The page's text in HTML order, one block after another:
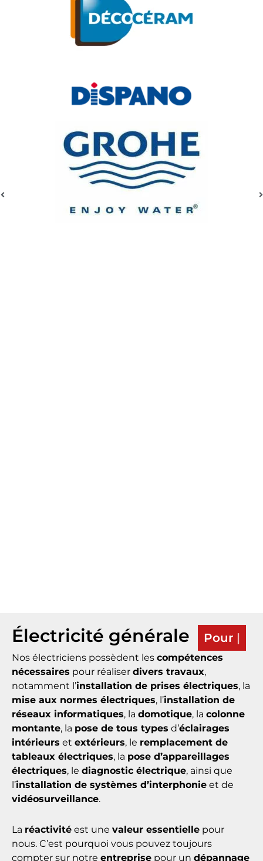
Électricité générale
Pour Les Particuliers Et
Professionnels
Nos électriciens possèdent lescompétences
nécessairespour réaliserdivers travaux
notamment l’installation de prises électriques
mise aux normes électriques, l’ installation de
réseaux informatiques, la domotique, lacolonne
montante, lapose de tous types
tableaux électriques, lapose d’appareillages
électriques, lediagnostic électrique, ainsi que